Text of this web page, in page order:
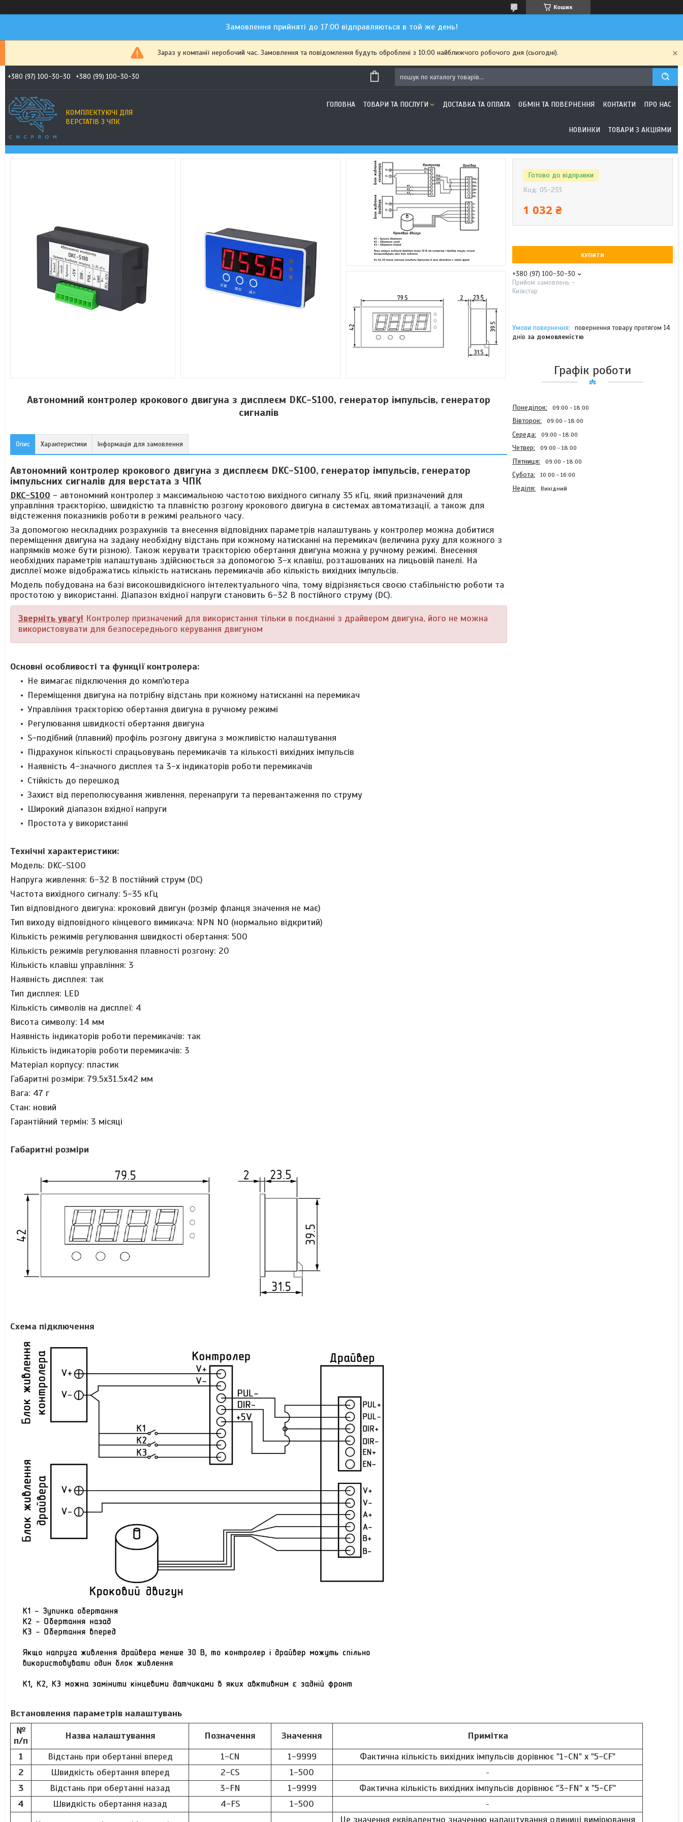
Кошик
Замовлення прийняті до 17:00 відправляються в той же день!
Зараз у компанії неробочий час. Замовлення та повідомлення будуть оброблені з 10:00 найближчого робочого дня (сьогодні).
+380 (97) 100-30-30 +380 (99) 100-30-30
КОМПЛЕКТУЮЧІ ДЛЯ
ВЕРСТАТІВ З ЧПК
ГОЛОВНА ТОВАРИ ТА ПОСЛУГИ ДОСТАВКА ТА ОПЛАТА ОБМІН ТА ПОВЕРНЕННЯ КОНТАКТИ ПРО НАС
НОВИНКИ ТОВАРИ З АКЦІЯМИ
Автономний контролер крокового двигуна з дисплеєм DKC-S100, генератор імпульсів, генератор
сигналів
Опис Характеристики Інформація для замовлення
Автономний контролер крокового двигуна з дисплеєм DKC-S100, генератор імпульсів, генератор
імпульсних сигналів для верстата з ЧПК
DKC-S100 - автономний контролер з максимальною частотою вихідного сигналу 35 кГц, який призначений для
управління траєкторією, швидкістю та плавністю розгону крокового двигуна в системах автоматизації, а також для
відстеження показників роботи в режимі реального часу.
За допомогою нескладних розрахунків та внесення відповідних параметрів налаштувань у контролер можна добитися
переміщення двигуна на задану необхідну відстань при кожному натисканні на перемикач (величина руху для кожного з
напрямків може бути різною). Також керувати траєкторією обертання двигуна можна у ручному режимі. Внесення
необхідних параметрів налаштувань здійснюється за допомогою 3-х клавіш, розташованих на лицьовій панелі. На
дисплеї може відображатись кількість натискань перемикачів або кількість вихідних імпульсів.
Модель побудована на базі високошвидкісного інтелектуального чіпа, тому відрізняється своєю стабільністю роботи та
простотою у використанні. Діапазон вхідної напруги становить 6-32 В постійного струму (DC).
Зверніть увагу! Контролер призначений для використання тільки в поєднанні з драйвером двигуна, його не можна
використовувати для безпосереднього керування двигуном
Основні особливості та функції контролера:
Не вимагає підключення до комп'ютера
Переміщення двигуна на потрібну відстань при кожному натисканні на перемикач
Управління траєкторією обертання двигуна в ручному режимі
Регулювання швидкості обертання двигуна
S-подібний (плавний) профіль розгону двигуна з можливістю налаштування
Підрахунок кількості спрацьовувань перемикачів та кількості вихідних імпульсів
Наявність 4-значного дисплея та 3-х індикаторів роботи перемикачів
Стійкість до перешкод
Захист від переполюсування живлення, перенапруги та перевантаження по струму
Широкий діапазон вхідної напруги
Простота у використанні
Технічні характеристики:
Модель: DKC-S100
Напруга живлення: 6-32 В постійний струм (DC)
Частота вихідного сигналу: 5-35 кГц
Тип відповідного двигуна: кроковий двигун (розмір фланця значення не має)
Тип виходу відповідного кінцевого вимикача: NPN NO (нормально відкритий)
Кількість режимів регулювання швидкості обертання: 500
Кількість режимів регулювання плавності розгону: 20
Кількість клавіш управління: 3
Наявність дисплея: так
Тип дисплея: LED
Кількість символів на дисплеї: 4
Висота символу: 14 мм
Наявність індикаторів роботи перемикачів: так
Кількість індикаторів роботи перемикачів: 3
Матеріал корпусу: пластик
Габаритні розміри: 79.5х31.5х42 мм
Вага: 47 г
Стан: новий
Гарантійний термін: 3 місяці
Габаритні розміри
Схема підключення
Встановлення параметрів налаштувань
№
п/п
Назва налаштування Позначення Значення
Примітка
1
Відстань при обертанні вперед 1-CN 1-9999
Фактична кількість вихідних імпульсів дорівнює "1-CN" х "5-CF"
2
Швидкість обертання вперед 2-CS 1-500 -
3 Відстань при обертанні назад 3-FN 1-9999
Фактична кількість вихідних імпульсів дорівнює "3-FN" х "5-CF"
4
Швидкість обертання назад 4-FS 1-500 -
Це значення еквівалентно значенню налаштування одиниці вимірювання
Готово до відправки
Код: 05-233
1 032 ₴
КУПИТИ
+380 (97) 100-30-30
Прийом замовлень -
Київстар
повернення товару протягом 14
днів за домовленістю
Графік роботи
Понеділок 09:00 18:00
Вівторок 09:00 18:00
Середа 09:00 18:00
Четвер 09:00 18:00
Пʼятниця 09:00 18:00
Субота 10:00 16:00
Неділя Вихідний